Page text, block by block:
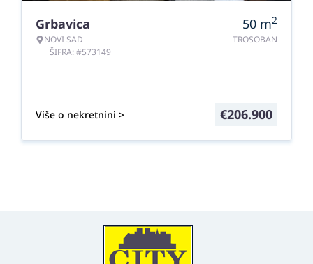
Grbavica
NOVI SAD
ŠIFRA: #573149
50 m2
TROSOBAN
Više o nekretnini > €206.900